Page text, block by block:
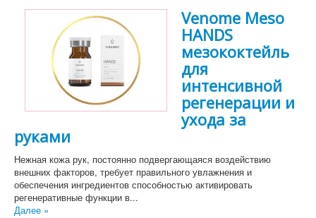
Venome Meso
HANDS
мезококтейль
для
интенсивной
регенерации и
ухода за
руками
Нежная кожа рук, постоянно подвергающаяся воздействию
внешних факторов, требует правильного увлажнения и
обеспечения ингредиентов способностью активировать
регенеративные функции в...
Далее »